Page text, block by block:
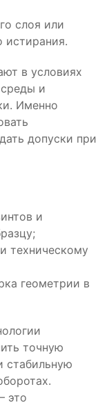
слоя или
истирания.
в условиях
и
Именно
допуски при
и
техническому
геометрии в
точную
стабильную
это